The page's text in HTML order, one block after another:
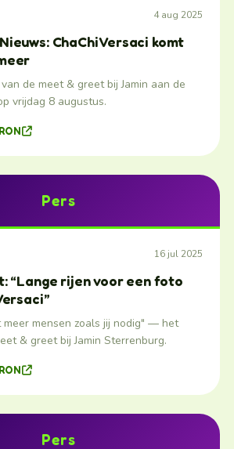
4 aug 2025
ChaChi Versaci komt
de meet & greet bij Jamin aan de
vrijdag 8 augustus.
Pers
16 jul 2025
“Lange rijen voor een foto
mensen zoals jij nodig" — het
& greet bij Jamin Sterrenburg.
Pers